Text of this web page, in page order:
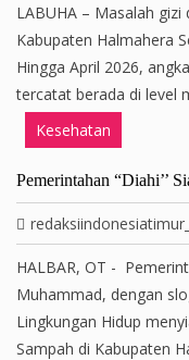
LABUHA – Masalah
Kabupaten Halmahera
Hingga April 2026,
tercatat berada di level
Kesehatan
Pemerintahan “Diahi’’
HALBAR, OT -
Muhammad, dengan
Lingkungan Hidup
Sampah di Kabupaten